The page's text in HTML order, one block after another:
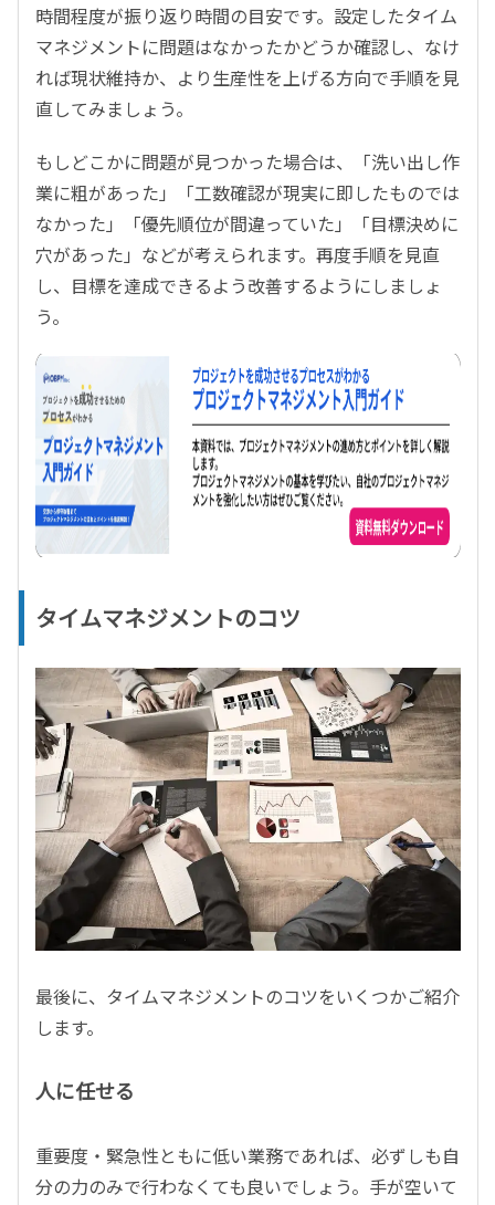
時間程度が振り返り時間の目安です。設定したタイム
マネジメントに問題はなかったかどうか確認し、なけ
れば現状維持か、より生産性を上げる方向で手順を見
直してみましょう。
もしどこかに問題が見つかった場合は、「洗い出し作
業に粗があった」「工数確認が現実に即したものでは
なかった」「優先順位が間違っていた」「目標決めに
穴があった」などが考えられます。再度手順を見直
し、目標を達成できるよう改善するようにしましょ
う。
タイムマネジメントのコツ
最後に、タイムマネジメントのコツをいくつかご紹介
します。
人に任せる
重要度・緊急性ともに低い業務であれば、必ずしも自
分の力のみで行わなくても良いでしょう。手が空いて